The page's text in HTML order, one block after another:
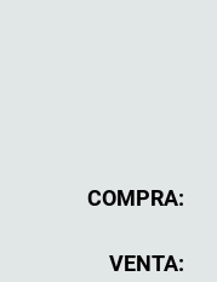
COMPRA:
VENTA: